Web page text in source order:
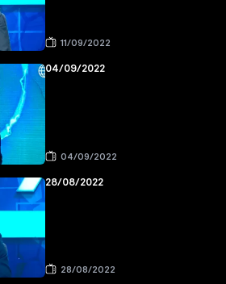
11/09/2022
04/09/2022
04/09/2022
28/08/2022
28/08/2022